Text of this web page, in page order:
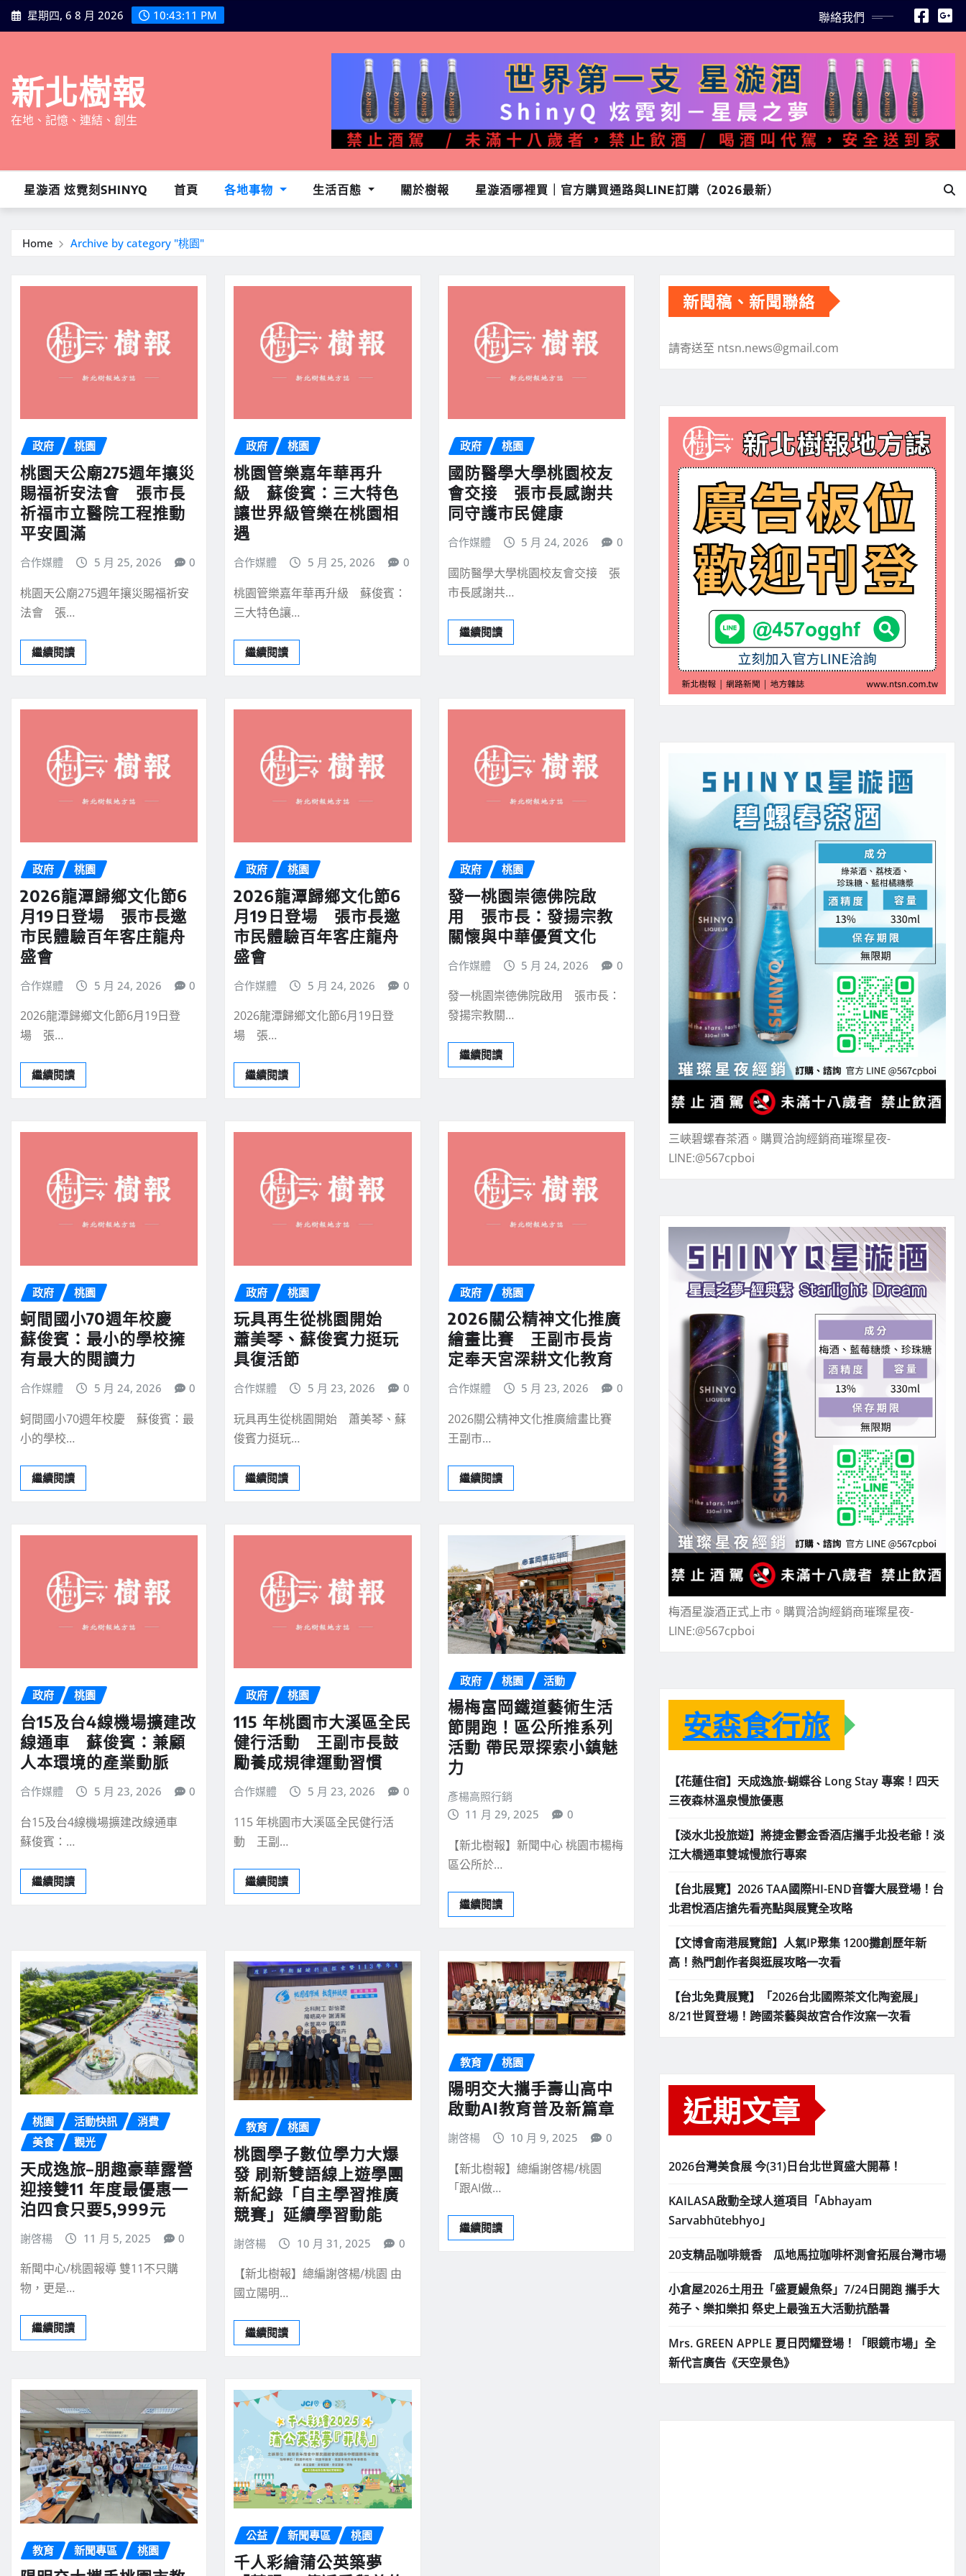
Skip
to
星期四, 6 8 月 2026 10:43:12 PM 聯絡我們
新北樹報
在地、記憶、連結、創生
星漩酒 炫霓刻SHINYQ 首頁 各地事物 生活百態 關於樹報 星漩酒哪裡買｜官方購買通路與LINE訂購（2026最新）
Home Archive by category "桃園"
政府 桃園
桃園天公廟275週年攘災
賜福祈安法會 張市長
祈福市立醫院工程推動
平安圓滿
合作媒體 5 月 25, 2026 0
桃園天公廟275週年攘災賜福祈安
法會 張…
繼續閱讀
政府 桃園
桃園管樂嘉年華再升
級 蘇俊賓：三大特色
讓世界級管樂在桃園相
遇
合作媒體 5 月 25, 2026 0
桃園管樂嘉年華再升級 蘇俊賓：
三大特色讓…
繼續閱讀
政府 桃園
國防醫學大學桃園校友
會交接 張市長感謝共
同守護市民健康
合作媒體 5 月 24, 2026 0
國防醫學大學桃園校友會交接 張
市長感謝共…
繼續閱讀
政府 桃園
2026龍潭歸鄉文化節6
月19日登場 張市長邀
市民體驗百年客庄龍舟
盛會
合作媒體 5 月 24, 2026 0
2026龍潭歸鄉文化節6月19日登
場 張…
繼續閱讀
政府 桃園
2026龍潭歸鄉文化節6
月19日登場 張市長邀
市民體驗百年客庄龍舟
盛會
合作媒體 5 月 24, 2026 0
2026龍潭歸鄉文化節6月19日登
場 張…
繼續閱讀
政府 桃園
發一桃園崇德佛院啟
用 張市長：發揚宗教
關懷與中華優質文化
合作媒體 5 月 24, 2026 0
發一桃園崇德佛院啟用 張市長：
發揚宗教關…
繼續閱讀
政府 桃園
蚵間國小70週年校慶
蘇俊賓：最小的學校擁
有最大的閱讀力
合作媒體 5 月 24, 2026 0
蚵間國小70週年校慶 蘇俊賓：最
小的學校…
繼續閱讀
政府 桃園
玩具再生從桃園開始
蕭美琴、蘇俊賓力挺玩
具復活節
合作媒體 5 月 23, 2026 0
玩具再生從桃園開始 蕭美琴、蘇
俊賓力挺玩…
繼續閱讀
政府 桃園
2026關公精神文化推廣
繪畫比賽 王副市長肯
定奉天宮深耕文化教育
合作媒體 5 月 23, 2026 0
2026關公精神文化推廣繪畫比賽
王副市…
繼續閱讀
政府 桃園
台15及台4線機場擴建改
線通車 蘇俊賓：兼顧
人本環境的產業動脈
合作媒體 5 月 23, 2026 0
台15及台4線機場擴建改線通車
蘇俊賓：…
繼續閱讀
政府 桃園
115 年桃園市大溪區全民
健行活動 王副市長鼓
勵養成規律運動習慣
合作媒體 5 月 23, 2026 0
115 年桃園市大溪區全民健行活
動 王副…
繼續閱讀
政府 桃園 活動
楊梅富岡鐵道藝術生活
節開跑！區公所推系列
活動 帶民眾探索小鎮魅
力
彥楊高照行銷
11 月 29, 2025
0
【新北樹報】新聞中心 桃園市楊梅
區公所於…
繼續閱讀
桃園 活動快訊
消費
美食
觀光
天成逸旅–朋趣豪華露營
迎接雙11 年度最優惠一
泊四食只要5,999元
謝啓楊 11 月 5, 2025 0
新聞中心/桃園報導 雙11不只購
物，更是…
繼續閱讀
教育 桃園
桃園學子數位學力大爆
發 刷新雙語線上遊學團
新紀錄「自主學習推廣
競賽」延續學習動能
謝啓楊 10 月 31, 2025 0
【新北樹報】總編謝啓楊/桃園 由
國立陽明…
繼續閱讀
教育 桃園
陽明交大攜手壽山高中
啟動AI教育普及新篇章
謝啓楊 10 月 9, 2025 0
【新北樹報】總編謝啓楊/桃園
「跟AI做…
繼續閱讀
教育 新聞專區 桃園
公益 新聞專區 桃園
千人彩繪蒲公英築夢
新聞稿、新聞聯絡
請寄送至 ntsn.news@gmail.com
三峽碧螺春茶酒。購買洽詢經銷商璀璨星夜-
LINE:@567cpboi
梅酒星漩酒正式上市。購買洽詢經銷商璀璨星夜-
LINE:@567cpboi
安森食行旅
【花蓮住宿】天成逸旅-蝴蝶谷 Long Stay 專案！四天
三夜森林溫泉慢旅優惠
【淡水北投旅遊】將捷金鬱金香酒店攜手北投老爺！淡
江大橋通車雙城慢旅行專案
【台北展覽】2026 TAA國際HI-END音響大展登場！台
北君悅酒店搶先看亮點與展覽全攻略
【文博會南港展覽館】人氣IP聚集 1200攤創歷年新
高！熱門創作者與逛展攻略一次看
【台北免費展覽】「2026台北國際茶文化陶瓷展」
8/21世貿登場！跨國茶藝與故宮合作汝窯一次看
近期文章
2026台灣美食展 今(31)日台北世貿盛大開幕！
KAILASA啟動全球人道項目「Abhayam
Sarvabhūtebhyo」
20支精品咖啡競香 瓜地馬拉咖啡杯測會拓展台灣市場
小倉屋2026土用丑「盛夏鰻魚祭」7/24日開跑 攜手大
苑子、樂扣樂扣 祭史上最強五大活動抗酷暑
Mrs. GREEN APPLE 夏日閃耀登場！「眼鏡市場」全
新代言廣告《天空景色》